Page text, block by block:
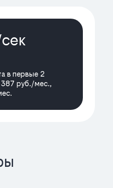
в первые 2
387 руб./мес.,